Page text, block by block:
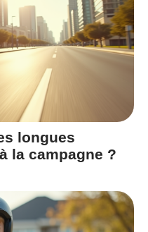
longues
la campagne ?